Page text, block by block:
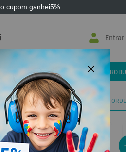
cupom ganhei5%
Entrar
SENSII TECNOLOGIA ASSISTIVA
Exibindo todos os 14 resultados
-8%